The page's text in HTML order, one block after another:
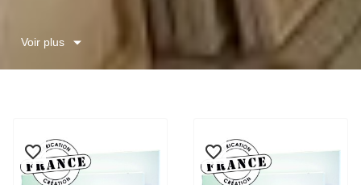
Voir plus
favorite_border
favorite_border favorite_border
favorite_border